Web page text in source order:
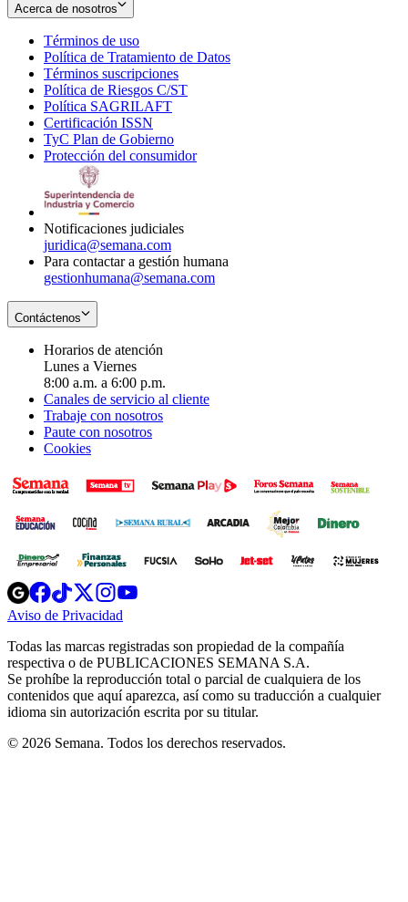
Acerca de nosotros
Términos de uso
in
new
window
Política de Tratamiento de Datos
Términos suscripciones
in
Política de Riesgos C/ST
Política SAGRILAFT
new
window
Certificación ISSN
in
new
TyC Plan de Gobierno
in
Protección del consumidorOpens
Notificaciones judiciales
juridica@semana.com
Para contactar a gestión humana
gestionhumana@semana.com
Contáctenos
Horarios de atención
Lunes a Viernes
8:00 a.m. a 6:00 p.m.
Canales de servicio al cliente
Trabaje con nosotros
Paute con nosotros
Cookies
Opens
in
new
Opens
in
new
Opens
in
new
window
Opens
new
windowwindow
Aviso de Privacidad
new
window
Todas las marcas registradas son propiedad de la compañía
respectiva o de PUBLICACIONES SEMANA S.A.
Se prohíbe la reproducción total o parcial de cualquiera de los
contenidos que aquí aparezca, así como su traducción a cualquier
idioma sin autorización escrita por su titular.
© 2026 Semana. Todos los derechos reservados.